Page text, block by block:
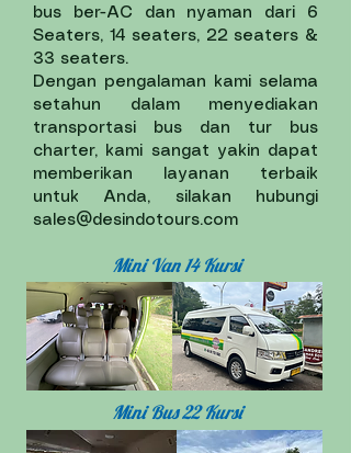
bus ber-AC dan nyaman dari 6
Seaters, 14 seaters, 22 seaters &
33 seaters.
Dengan pengalaman kami selama
setahun dalam menyediakan
transportasi bus dan tur bus
charter, kami sangat yakin dapat
memberikan layanan terbaik
untuk Anda, silakan hubungi
sales@desindotours.com
Mini Van 14 Kursi
Mini Bus 22 Kursi